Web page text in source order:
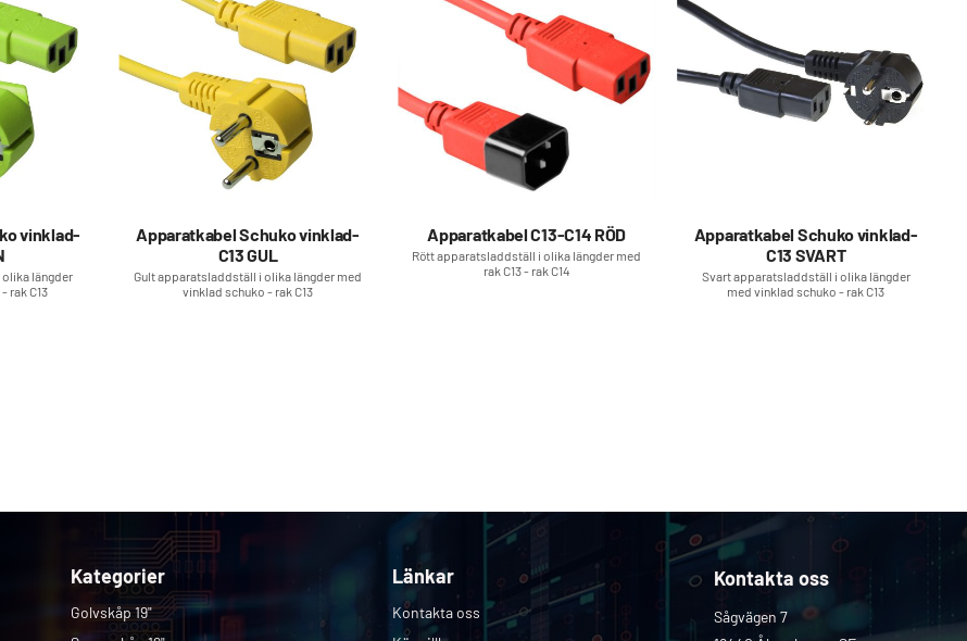
Kontakt A:
CEE 7/7 vinklad hane (Max 70 °C) (x1)
Kontakt B:
IEC 60320 C13 rak hona (Max 70 °C) (x1)
Låsning:
Ledarmaterial:
Koppar
Antal ledare:
Ledararea (mm²):
1 mm²
Ytterhölje:
Färgnummer:
RAL 9011
Märkspänning:
vinklad-
längder
rak C13
Apparatkabel Schuko vinklad-
C13 GUL
Gult apparatsladdställ i olika längder med
vinklad schuko - rak C13
Apparatkabel C13-C14 RÖD
Rött apparatsladdställ i olika längder med
rak C13 - rak C14
Apparatkabel Schuko vinklad-
C13 SVART
Svart apparatsladdställ i olika längder
med vinklad schuko - rak C13
Kategorier
Golvskåp 19"
Länkar
Kontakta oss
Kontakta oss
Sågvägen 7